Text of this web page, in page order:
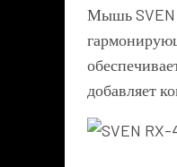
Мышь SVEN
добавляет